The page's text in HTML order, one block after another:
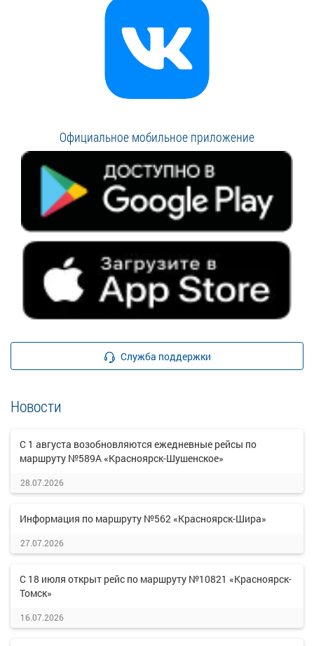
Официальное мобильное приложение
Служба поддержки
Новости
С 1 августа возобновляются ежедневные рейсы по
маршруту №589А «Красноярск-Шушенское»
28.07.2026
Информация по маршруту №562 «Красноярск-Шира»
27.07.2026
С 18 июля открыт рейс по маршруту №10821 «Красноярск-
Томск»
16.07.2026